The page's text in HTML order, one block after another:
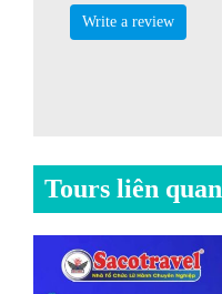
Write a review
Tours liên quan